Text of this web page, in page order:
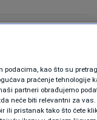
podacima, kao što su
praćenje tehnologije
partneri obrađujemo
neće biti relevantni za
ili pristanak tako što ćete